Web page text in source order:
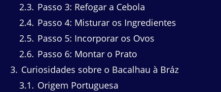
2.3 Passo 3: Refogar a Cebola
2.4 Passo 4: Misturar os Ingredientes
2.5 Passo 5: Incorporar os Ovos
2.6 Passo 6: Montar o Prato
3 Curiosidades sobre o Bacalhau à Bráz
3.1
Origem Portuguesa